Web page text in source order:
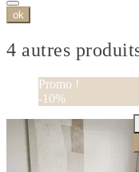
ok
4 autres
Promo !
-10%